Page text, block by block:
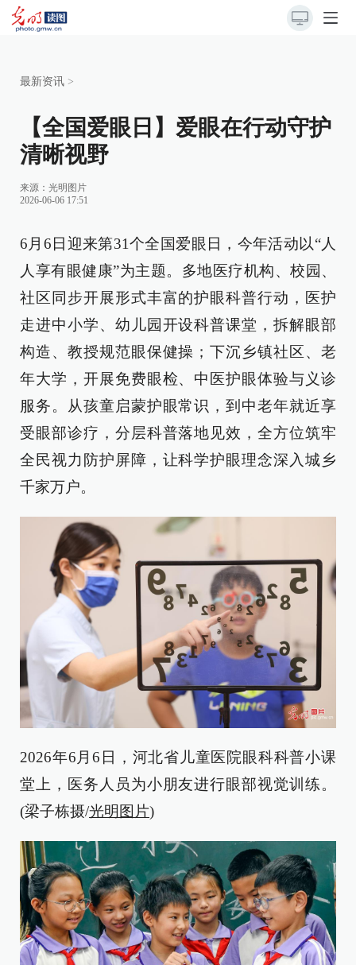
最新资讯 >
【全国爱眼日】爱眼在行动守护
清晰视野
来源：光明图片
2026-06-06 17:51
6月6日迎来第31个全国爱眼日，今年活动以“人
人享有眼健康”为主题。多地医疗机构、校园、
社区同步开展形式丰富的护眼科普行动，医护
走进中小学、幼儿园开设科普课堂，拆解眼部
构造、教授规范眼保健操；下沉乡镇社区、老
年大学，开展免费眼检、中医护眼体验与义诊
服务。从孩童启蒙护眼常识，到中老年就近享
受眼部诊疗，分层科普落地见效，全方位筑牢
全民视力防护屏障，让科学护眼理念深入城乡
千家万户。
2026年6月6日，河北省儿童医院眼科科普小课
堂上，医务人员为小朋友进行眼部视觉训练。
(梁子栋摄/光明图片)